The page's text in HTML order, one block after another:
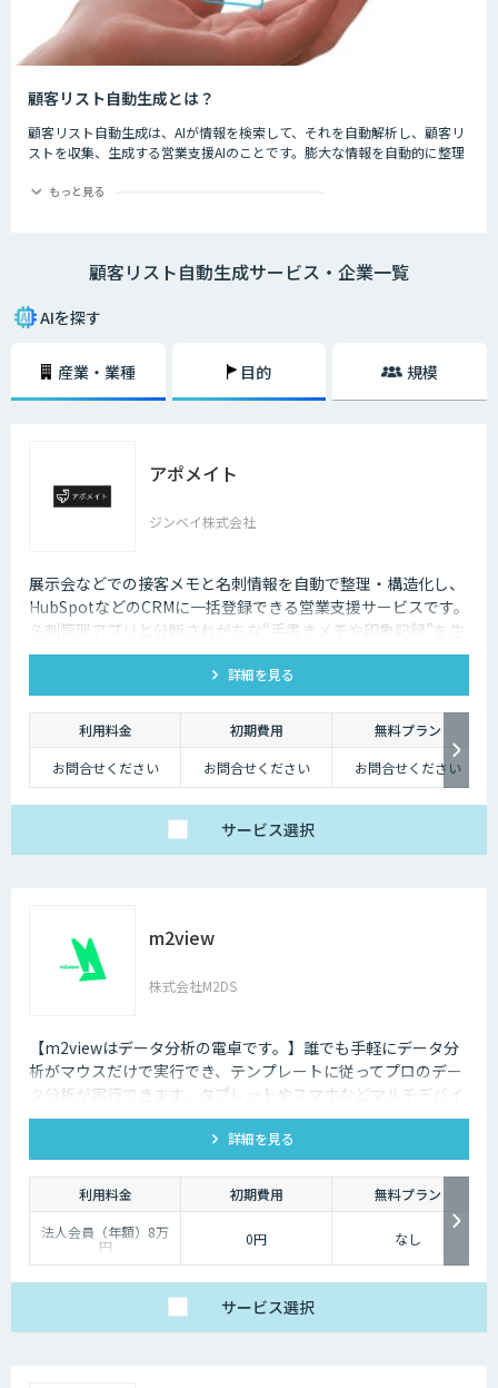
顧客リスト自動生成とは？
顧客リスト自動生成は、AIが情報を検索して、それを自動解析し、顧客リ
ストを収集、生成する営業支援AIのことです。膨大な情報を自動的に整理
することができるようになります。
もっと見る
顧客リスト自動生成サービス・企業一覧
AIを探す
産業・業種 目的 規模
アポメイト
ジンベイ株式会社
展示会などでの接客メモと名刺情報を自動で整理・構造化し、
HubSpotなどのCRMに一括登録できる営業支援サービスです。
名刺管理アプリと分断されがちな“手書きメモや印象記録”を生
成AIで読み取ります。
詳細を見る
利用料金 初期費用
無料プラン
お問合せください
お問合せください お問合せください
サービス選択
m2view
株式会社M2DS
【m2viewはデータ分析の電卓です。】誰でも手軽にデータ分
析がマウスだけで実行でき、テンプレートに従ってプロのデー
タ分析が実行できます。タブレットやスマホなどマルチデバイ
ス対応で、ブラウザから利用できます。現状分析や需要予測な
ど高度なデータ分析があなたの社内で実現できます。
詳細を見る
利用料金 初期費用
無料プラン
法人会員（年額）8万
円 0円 なし
サービス選択